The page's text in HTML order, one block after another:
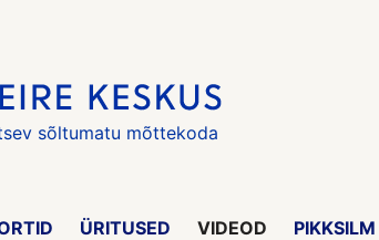
sõltumatu mõttekoda
ÜRITUSED VIDEOD PIKKSILM